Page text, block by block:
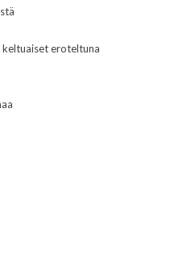
keltuaiset eroteltuna